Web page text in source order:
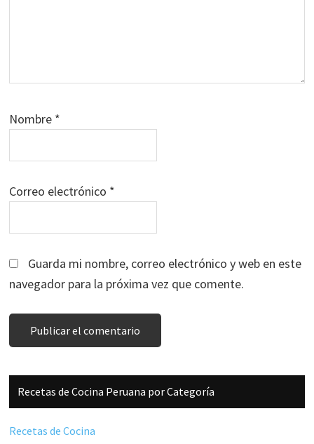
Nombre *
Correo electrónico *
Guarda mi nombre, correo electrónico y web en este
navegador para la próxima vez que comente.
Barra
lateral
principal
Recetas de Cocina Peruana por Categoría
Recetas de Cocina